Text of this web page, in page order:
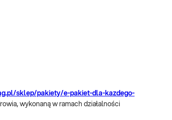
sklep/pakiety/e-pakiet-dla-kazdego-
wykonaną w ramach działalności